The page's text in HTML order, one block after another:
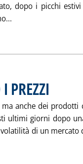
dopo i picchi
PREZZI
anche dei prodotti
ultimi giorni dopo
di un mercato